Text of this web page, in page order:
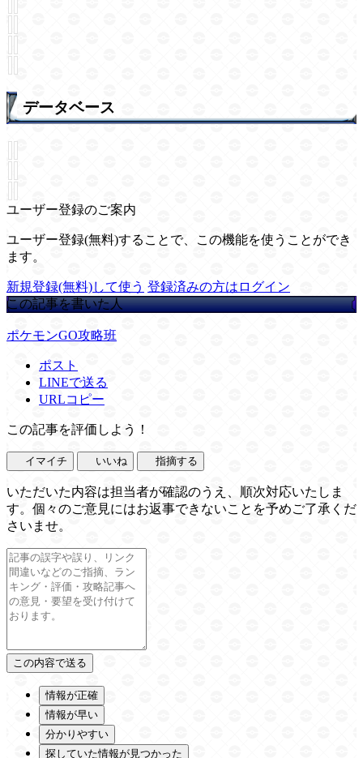
データベース
ユーザー登録のご案内
ユーザー登録(無料)することで、この機能を使うことができ
ます。
新規登録(無料)して使う 登録済みの方はログイン
この記事を書いた人
ポケモンGO攻略班
ポスト
LINEで送る
URLコピー
この記事を評価しよう！
イマイチ いいね 指摘する
いただいた内容は担当者が確認のうえ、順次対応いたしま
す。個々のご意見にはお返事できないことを予めご了承くだ
さいませ。
情報が正確
情報が早い
分かりやすい
探していた情報が見つかった